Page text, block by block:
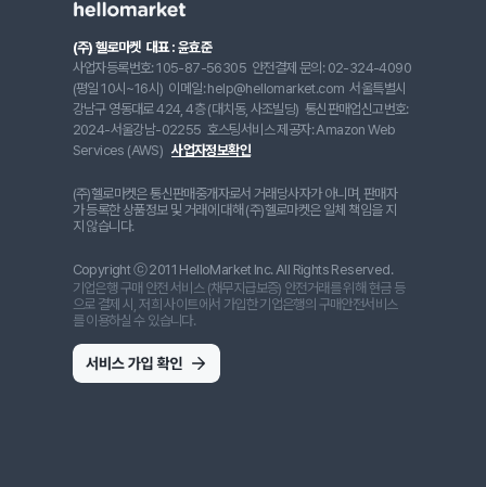
(주) 헬로마켓 대표 : 윤효준
사업자등록번호: 105-87-56305 안전결제 문의: 02-324-4090
(평일 10시~16시) 이메일: help@hellomarket.com 서울특별시
강남구 영동대로 424, 4층 (대치동, 사조빌딩) 통신판매업신고번호:
2024-서울강남-02255 호스팅서비스 제공자: Amazon Web
Services (AWS) 사업자정보확인
(주)헬로마켓은 통신판매중개자로서 거래당사자가 아니며, 판매자
가 등록한 상품정보 및 거래에 대해 (주)헬로마켓은 일체 책임을 지
지 않습니다.
Copyright ⓒ 2011 HelloMarket Inc. All Rights Reserved.
기업은행 구매 안전 서비스 (채무지급보증) 안전거래를 위해 현금 등
으로 결제 시, 저희 사이트에서 가입한 기업은행의 구매안전서비스
를 이용하실 수 있습니다.